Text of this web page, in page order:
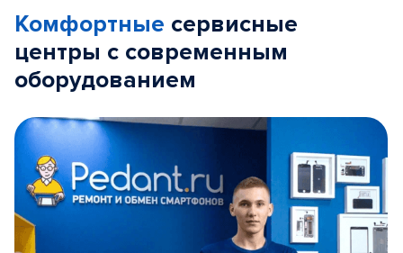
Комфортные сервисные
центры с современным
оборудованием